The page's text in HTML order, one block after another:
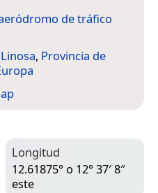
de tráfico
, Provincia de
Longitud
12.61875° o 12° 37′ 8″
este